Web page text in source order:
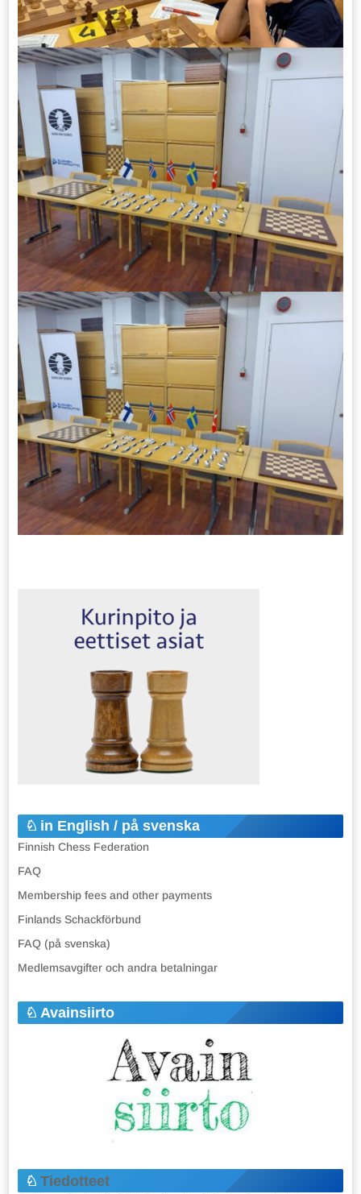
in English / på svenska
Finnish Chess Federation
FAQ
Membership fees and other payments
Finlands Schackförbund
FAQ (på svenska)
Medlemsavgifter och andra betalningar
Avainsiirto
Tiedotteet